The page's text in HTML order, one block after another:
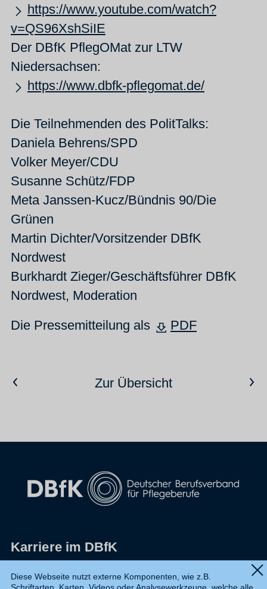
https://www.youtube.com/watch?
v=QS96XshSiIE
Der DBfK PflegOMat zur LTW
Niedersachsen:
https://www.dbfk-pflegomat.de/
Die Teilnehmenden des PolitTalks:
Daniela Behrens/SPD
Volker Meyer/CDU
Susanne Schütz/FDP
Meta Janssen-Kucz/Bündnis 90/Die
Grünen
Martin Dichter/Vorsitzender DBfK
Nordwest
Burkhardt Zieger/Geschäftsführer DBfK
Nordwest, Moderation
Die Pressemitteilung als
PDF
Vorheriger ArtikelZur ÜbersichtNächster Artikel
Karriere im DBfK
Diese Webseite nutzt externe Komponenten, wie z.B.